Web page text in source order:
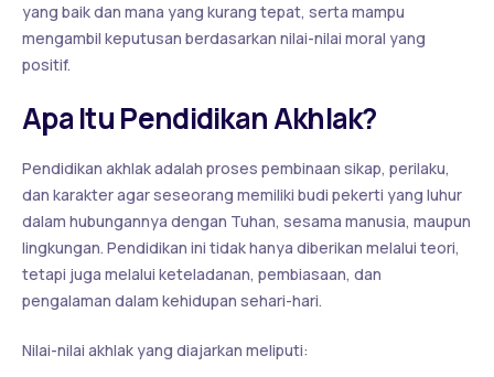
yang baik dan mana yang kurang tepat, serta mampu
mengambil keputusan berdasarkan nilai-nilai moral yang
positif.
Apa Itu Pendidikan Akhlak?
Pendidikan akhlak adalah proses pembinaan sikap, perilaku,
dan karakter agar seseorang memiliki budi pekerti yang luhur
dalam hubungannya dengan Tuhan, sesama manusia, maupun
lingkungan. Pendidikan ini tidak hanya diberikan melalui teori,
tetapi juga melalui keteladanan, pembiasaan, dan
pengalaman dalam kehidupan sehari-hari.
Nilai-nilai akhlak yang diajarkan meliputi: